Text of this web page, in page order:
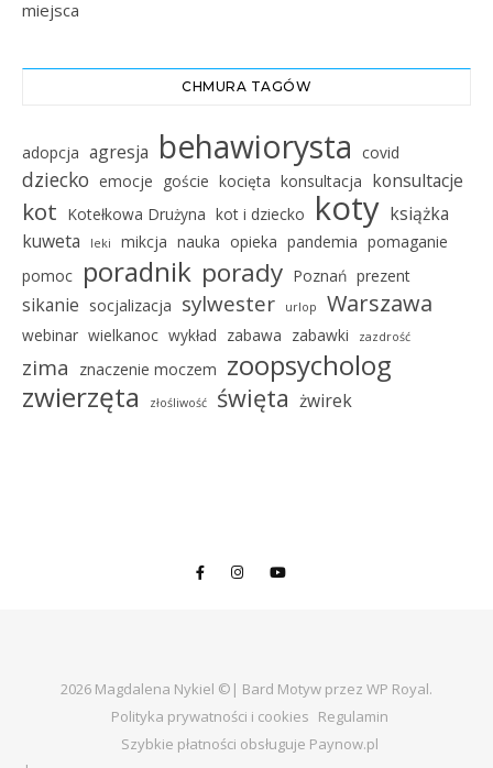
miejsca
CHMURA TAGÓW
adopcja agresja behawiorysta covid
dziecko emocje goście kocięta konsultacja konsultacje
kot Kotełkowa Drużyna kot i dziecko koty książka
kuweta
leki mikcja nauka opieka pandemia pomaganie
pomoc poradnik porady Poznań prezent
sikanie socjalizacja sylwester urlop Warszawa
webinar wielkanoc wykład zabawa zabawki zazdrość
zima znaczenie moczem zoopsycholog
zwierzęta
złośliwość święta żwirek
2026 Magdalena Nykiel ©| Bard Motyw przez WP Royal.
Polityka prywatności i cookies Regulamin
Szybkie płatności obsługuje Paynow.pl